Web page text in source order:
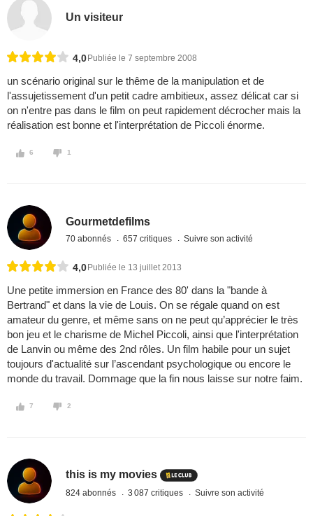
Un visiteur
4,0 Publiée le 7 septembre 2008
un scénario original sur le thême de la manipulation et de
l'assujetissement d'un petit cadre ambitieux, assez délicat car si
on n'entre pas dans le film on peut rapidement décrocher mais la
réalisation est bonne et l'interprétation de Piccoli énorme.
6 1
Gourmetdefilms
70 abonnés 657 critiques Suivre son activité
4,0 Publiée le 13 juillet 2013
Une petite immersion en France des 80' dans la "bande à
Bertrand" et dans la vie de Louis. On se régale quand on est
amateur du genre, et même sans on ne peut qu’apprécier le très
bon jeu et le charisme de Michel Piccoli, ainsi que l'interprétation
de Lanvin ou même des 2nd rôles. Un film habile pour un sujet
toujours d'actualité sur l’ascendant psychologique ou encore le
monde du travail. Dommage que la fin nous laisse sur notre faim.
7 2
this is my movies
824 abonnés 3 087 critiques Suivre son activité